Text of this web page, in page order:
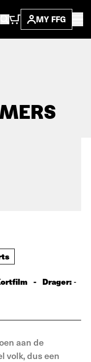
MY FFG
- Drager:-
aan de
volk, dus een